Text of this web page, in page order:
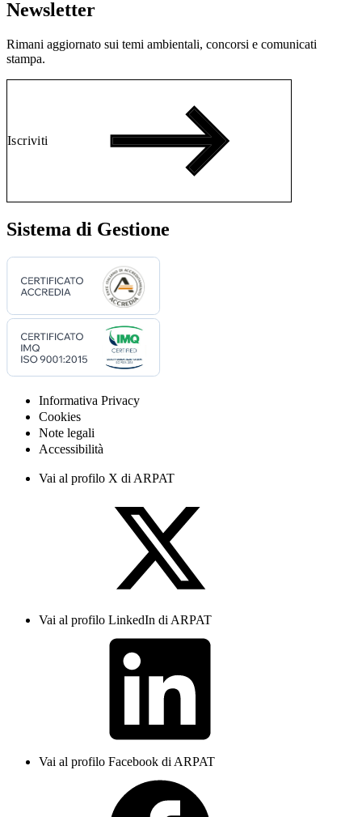
Newsletter
Rimani aggiornato sui temi ambientali, concorsi e comunicati
stampa.
Iscriviti
Sistema di Gestione
Informativa Privacy
Cookies
Note legali
Accessibilità
Vai al profilo X di ARPAT
Vai al profilo LinkedIn di ARPAT
Vai al profilo Facebook di ARPAT